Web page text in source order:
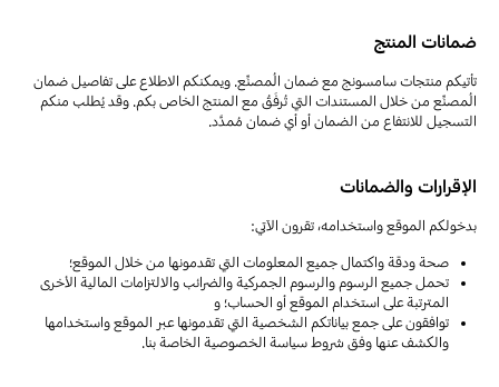
ضمانات المنتج
تأتيكم منتجات سامسونج مع ضمان المُصنِّع. ويمكنكم الاطلاع على تفاصيل ضمان
المُصنِّع من خلال المستندات التي تُرفَقُ مع المنتج الخاص بكم. وقد يُطلب منكم
التسجيل للانتفاع من الضمان أو أي ضمان مُمدَّد.
الإقرارات والضمانات
بدخولكم الموقع واستخدامه، تقرون الآتي:
صحة ودقة واكتمال جميع المعلومات التي تقدمونها من خلال الموقع؛
تحمل جميع الرسوم والرسوم الجمركية والضرائب والالتزامات المالية الأخرى
المترتبة على استخدام الموقع أو الحساب؛ و
توافقون على جمع بياناتكم الشخصية التي تقدمونها عبر الموقع واستخدامها
والكشف عنها وفق شروط سياسة الخصوصية الخاصة بنا.